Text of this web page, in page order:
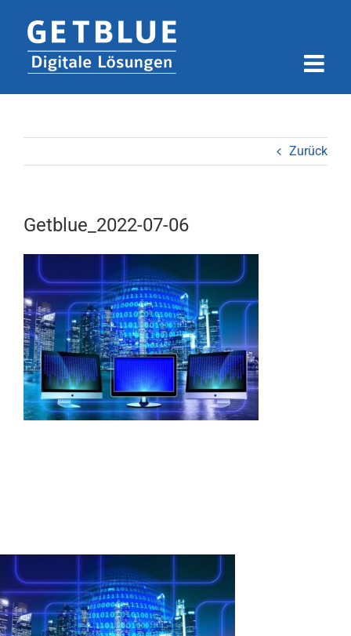
Inhalt
springen
Zurück
Getblue_2022-07-06